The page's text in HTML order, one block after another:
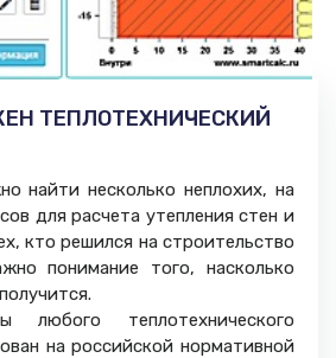
ТЕПЛОТЕХНИЧЕСКИЙ
найти несколько неплохих, на
для расчета утепления стен и
кто решился на строительство
понимание того, насколько
любого теплотехнического
на российской нормативной